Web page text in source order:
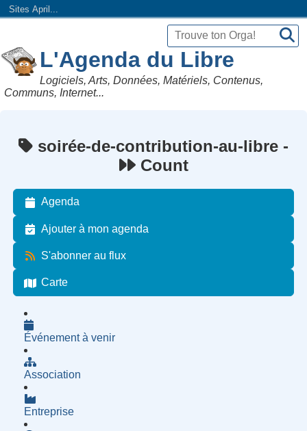
Sites April...
L'Agenda du Libre
Logiciels, Arts, Données, Matériels, Contenus,
Communs, Internet...
soirée-de-contribution-au-libre -
Count
Agenda
Ajouter à mon agenda
S'abonner au flux
Carte
Événement à venir
Association
Entreprise